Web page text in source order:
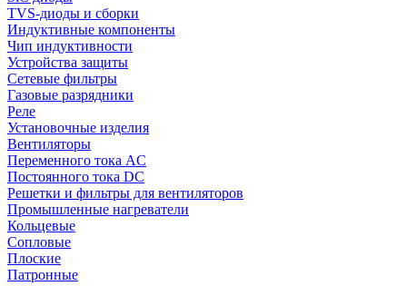
TVS-диоды и сборки
Индуктивные компоненты
Чип индуктивности
Устройства защиты
Сетевые фильтры
Газовые разрядники
Реле
Установочные изделия
Вентиляторы
Переменного тока AC
Постоянного тока DC
Решетки и фильтры для вентиляторов
Промышленные нагреватели
Кольцевые
Сопловые
Плоские
Патронные